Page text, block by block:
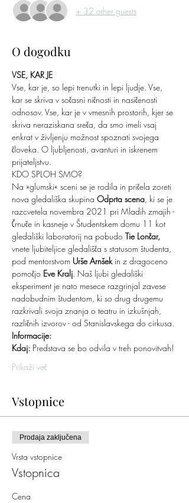
+ 32 other guests
O dogodku
VSE, KAR JE
Vse, kar je, so lepi trenutki in lepi ljudje. Vse,
kar se skriva v sočasni ničnosti in nasičenosti
odnosov. Vse, kar je v vmesnih prostorih, kjer se
skriva neraziskana sreča, da smo imeli vsaj
enkrat v življenju možnost spoznati svojega
človeka. O ljubljenosti, avanturi in iskrenem
prijateljstvu.
KDO SPLOH SMO?
Na »glumski« sceni se je rodila in pričela zoreti
nova gledališka skupina Odprta scena, ki se je
razcvetela novembra 2021 pri Mladih zmajih -
Črnuče in kasneje v Študentskem domu 11 kot
gledališki laboratorij na pobudo Tie Lončar,
vnete ljubiteljice gledališča s statusom študenta,
pod mentorstvom Urše Arnšek in z dragoceno
pomočjo Eve Kralj. Naš ljubi gledališki
eksperiment je nato mesece razgrinjal zavese
nadobudnim študentom, ki so drug drugemu
razkrivali svoja znanja o teatru in izkušnjah,
različnih izvorov - od Stanislavskega do cirkusa.
Informacije:
Kdaj: Predstava se bo odvila v treh ponovitvah!
Prikaži več
Vstopnice
Prodaja zaključena
Vrsta vstopnice
Vstopnica
Cena